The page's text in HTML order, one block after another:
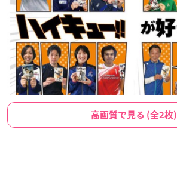
高画質で見る (全2枚)